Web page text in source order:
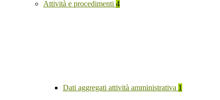
Attività e procedimenti 4
Dati aggregati attività amministrativa 1